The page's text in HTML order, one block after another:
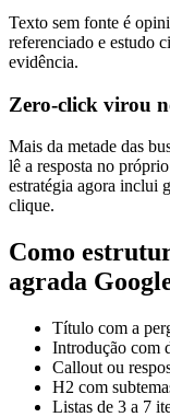
Texto sem fonte é
referenciado e estudo
evidência.
Zero-click virou
Mais da metade das
lê a resposta no
estratégia agora inclui
clique.
Como
agrada
Título com a
Introdução com
Callout ou
H2 com
Listas de 3 a 7